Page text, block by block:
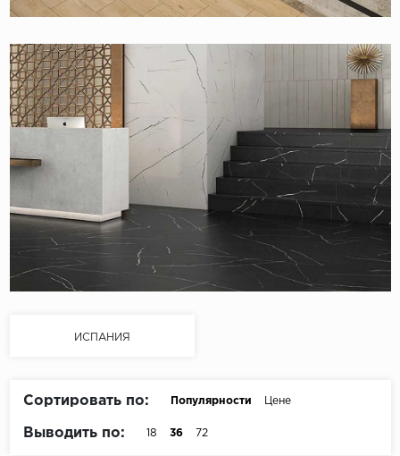
ИСПАНИЯ
Сортировать по: Популярности Цене
Выводить по: 18 36 72